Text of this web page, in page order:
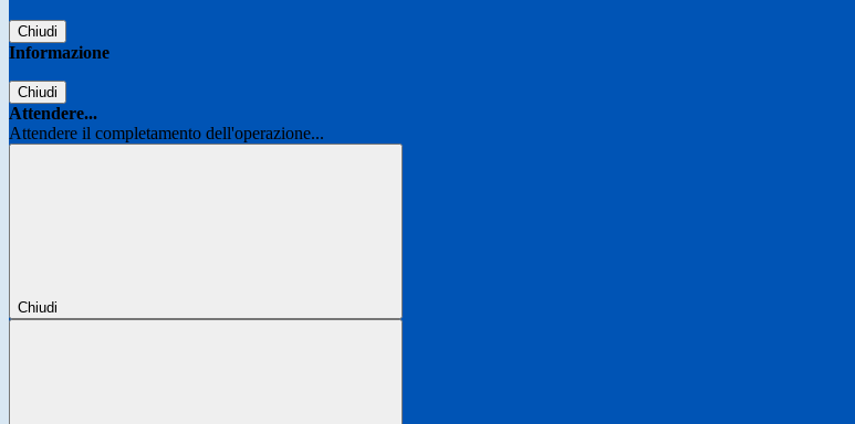
Chiudi
Informazione
Chiudi
Attendere...
Attendere il completamento dell'operazione...
Chiudi